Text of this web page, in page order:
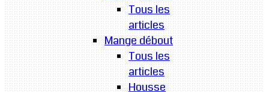
Tous les
articles
Mange débout
Tous les
articles
Housse